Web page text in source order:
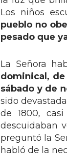
Los niños
pueblo no
pesado que
La Señora
dominical,
sábado y de
sido
de 1800,
descuidaban
preguntó la
habló de la